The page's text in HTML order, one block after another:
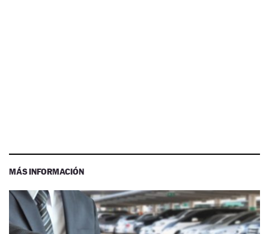
MÁS INFORMACIÓN